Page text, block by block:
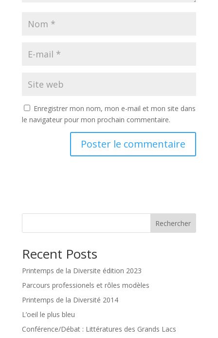
Enregistrer mon nom, mon e-mail et mon site dans
le navigateur pour mon prochain commentaire.
Rechercher
Recent Posts
Printemps de la Diversite édition 2023
Parcours professionels et rôles modèles
Printemps de la Diversité 2014
L’oeil le plus bleu
Conférence/Débat : Littératures des Grands Lacs